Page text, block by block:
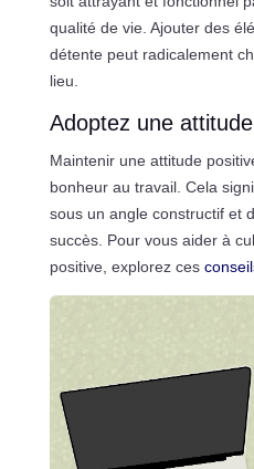
qualité de vie. Ajouter des
détente peut radicalement
lieu.
Adoptez une
Maintenir une attitude
bonheur au travail. Cela
sous un angle constructif et
succès. Pour vous aider à
positive, explorez ces